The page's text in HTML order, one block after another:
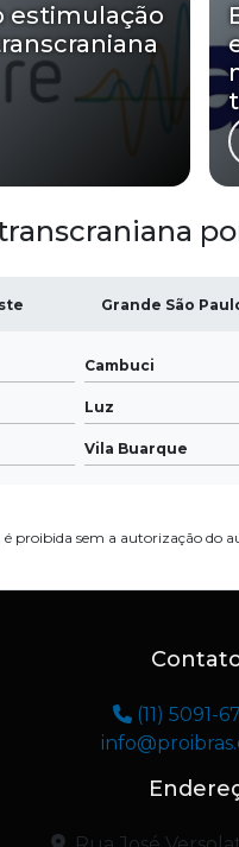
estimulação
Grande São
Cambuci
Luz
Vila Buarque
proibida sem a autorização do
(11) 5091-